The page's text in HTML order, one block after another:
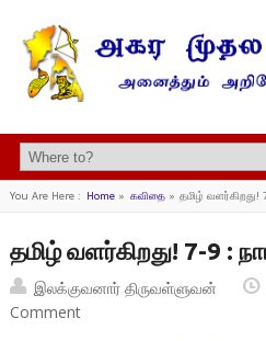
You Are Here : Home» கவிதை» தமிழ் வளர்கிறது!
தமிழ் வளர்கிறது! 7-9 :
இலக்குவனார் திருவள்ளுவன்
Comment